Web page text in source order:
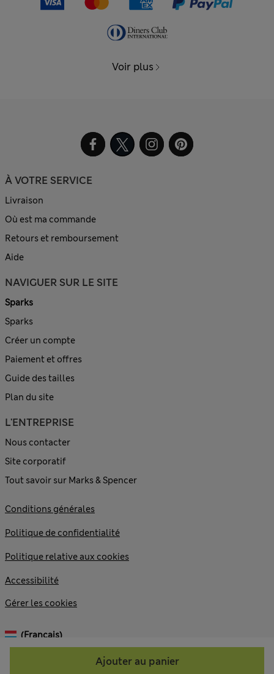
Ajouter au panier
Voir plus
À VOTRE SERVICE
Livraison
Où est ma commande
Retours et remboursement
Aide
NAVIGUER SUR LE SITE
Sparks
Sparks
Créer un compte
Paiement et offres
Guide des tailles
Plan du site
L'ENTREPRISE
Nous contacter
Site corporatif
Tout savoir sur Marks & Spencer
© 2026 Marks and Spencer plc
Conditions générales
Politique de confidentialité
Politique relative aux cookies
Accessibilité
Gérer les cookies
(français)